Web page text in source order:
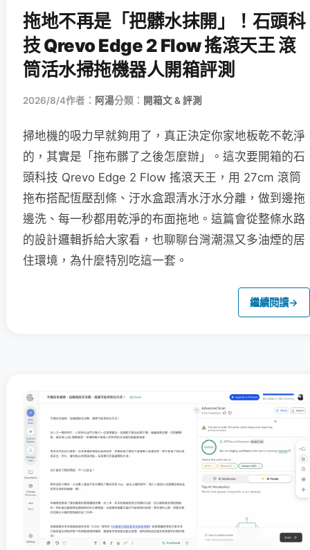
拖地不再是「把髒水抹開」！石頭科
技 Qrevo Edge 2 Flow 搖滾天王 滾
筒活水掃拖機器人開箱評測
2026/8/4作者： 阿湯分類： 開箱文 & 評測
掃地機的吸力早就夠用了，真正決定你家地板乾不乾淨
的，其實是「拖布髒了之後怎麼辦」。這次要開箱的石
頭科技 Qrevo Edge 2 Flow 搖滾天王，用 27cm 滾筒
拖布搭配恆壓刮條、汙水盒跟清水汙水分離，做到邊拖
邊洗、每一秒都用乾淨的布面拖地。這篇會從整條水路
的設計邏輯拆給大家看，也聊聊台灣潮濕又多油煙的居
住環境，為什麼特別吃這一套。
繼續閱讀→